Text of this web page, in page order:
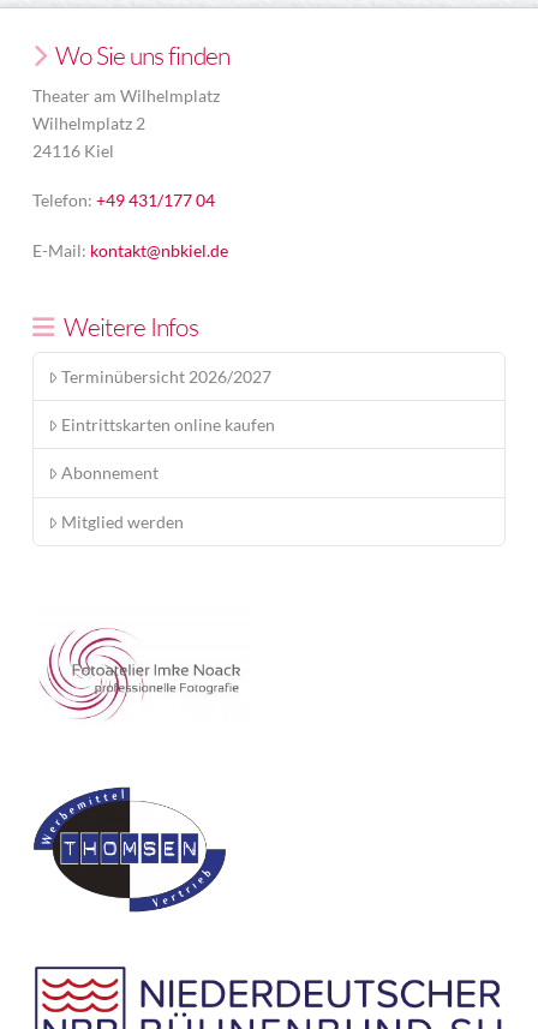
Wo Sie uns finden
Theater am Wilhelmplatz
Wilhelmplatz 2
24116 Kiel
Telefon: +49 431/177 04
E-Mail: kontakt@nbkiel.de
Weitere Infos
Terminübersicht 2026/2027
Eintrittskarten online kaufen
Abonnement
Mitglied werden